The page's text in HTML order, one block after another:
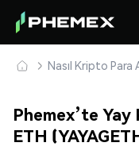
Nasıl Kripto Para
Phemex’te Yay
ETH